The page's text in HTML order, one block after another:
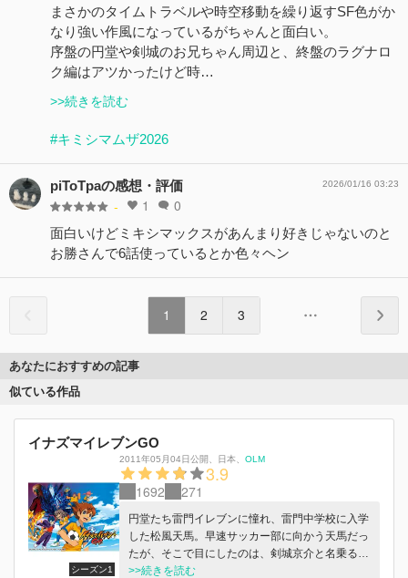
まさかのタイムトラベルや時空移動を繰り返すSF色がか
なり強い作風になっているがちゃんと面白い。
序盤の円堂や剣城のお兄ちゃん周辺と、終盤のラグナロ
ク編はアツかったけど時…
>>続きを読む
#キミシマムザ2026
piToTpaの感想・評価
- 1 0
2026/01/16 03:23
面白いけどミキシマックスがあんまり好きじゃないのと
お勝さんで6話使っているとか色々ヘン
1 2 3
あなたにおすすめの記事
似ている作品
イナズマイレブンGO
シーズン1
2011年05月04日公開 日本 OLM
3.9
1692 271
円堂たち雷門イレブンに憧れ、雷門中学校に入学
した松風天馬。早速サッカー部に向かう天馬だっ
たが、そこで目にしたのは、剣城京介と名乗る少
年を相手にボロボロにされた部員たちの姿。剣城
>>続きを読む